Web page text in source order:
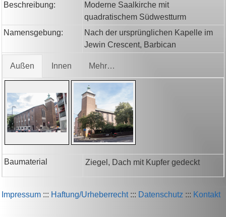
Beschreibung:
Moderne Saalkirche mit
quadratischem Südwestturm
Namensgebung:
Nach der ursprünglichen Kapelle im
Jewin Crescent, Barbican
Außen Innen Mehr…
Baumaterial Ziegel, Dach mit Kupfer gedeckt
Impressum ::: Haftung/Urheberrecht::: Datenschutz ::: Kontakt